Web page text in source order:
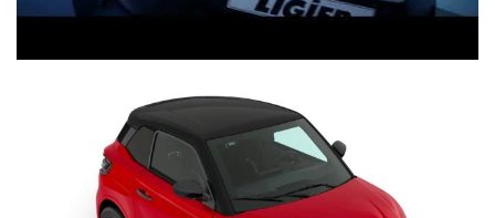
EQUIPAGGIAMENTI INCLUSI:
potenza durante la marcia, neppure su strade in salita, grazie alla
gestione elettronica, e installato direttamente in fabbrica
durante le fasi di produzione del veicolo. Rapida ed efficace
produzione di aria condizionata, fredda o calda: i passeggeri
godranno di aria fresca durante la stagione calda, ma soprattutto